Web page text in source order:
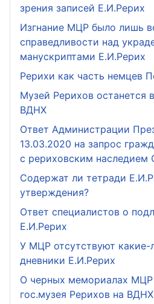
зрения записей Е.И.Рерих
Изгнание МЦР было лишь
справедливости над
манускриптами Е.И.Рерих
Рерихи как часть немцев
Музей Рерихов останется
ВДНХ
Ответ Администрации
13.03.2020 на запрос
с рериховским
Содержат ли тетради
утверждения?
Ответ специалистов о
Е.И.Рерих
У МЦР отсутствуют какие-
дневники Е.И.Рерих
О черных мемориалах МЦР
гос.музея Рерихов на ВДНХ